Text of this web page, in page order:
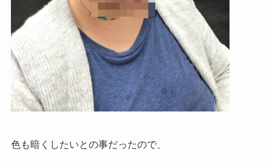
色も暗くしたいとの事だったので、